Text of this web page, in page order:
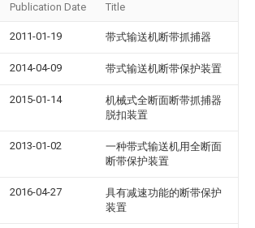
Publication Date Title
2011-01-19 带式输送机断带抓捕器
2014-04-09 带式输送机断带保护装置
2015-01-14
机械式全断面断带抓捕器
脱扣装置
2013-01-02
一种带式输送机用全断面
断带保护装置
2016-04-27
具有减速功能的断带保护
装置